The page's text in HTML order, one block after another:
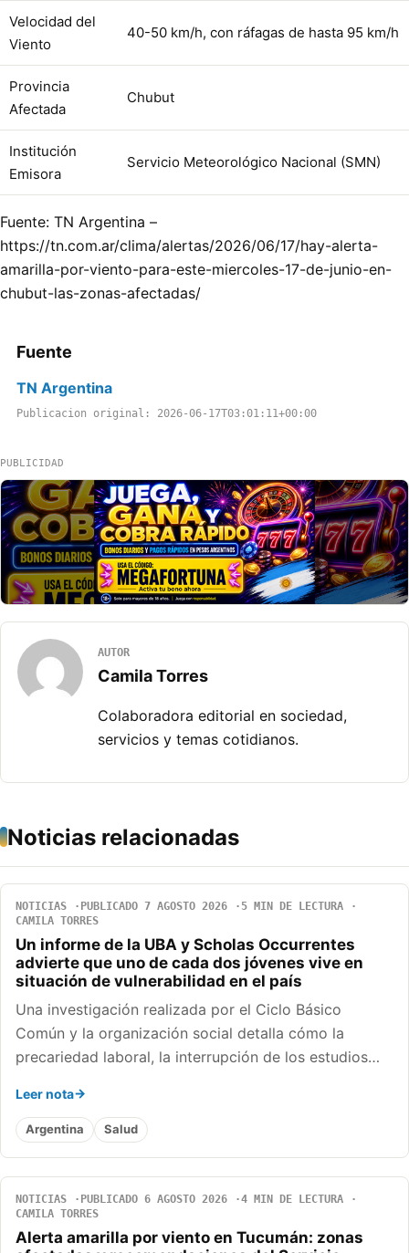
Velocidad del
Viento
40-50 km/h, con ráfagas de hasta 95 km/h
Provincia
Afectada
Chubut
Institución
Emisora
Servicio Meteorológico Nacional (SMN)
Fuente: TN Argentina –
https://tn.com.ar/clima/alertas/2026/06/17/hay-alerta-
amarilla-por-viento-para-este-miercoles-17-de-junio-en-
chubut-las-zonas-afectadas/
Fuente
TN Argentina
Publicacion original: 2026-06-17T03:01:11+00:00
PUBLICIDAD
AUTOR
Camila Torres
Colaboradora editorial en sociedad,
servicios y temas cotidianos.
Noticias relacionadas
NOTICIAS PUBLICADO 7 AGOSTO 2026
5 MIN DE LECTURA
CAMILA TORRES
Un informe de la UBA y Scholas Occurrentes
advierte que uno de cada dos jóvenes vive en
situación de vulnerabilidad en el país
Una investigación realizada por el Ciclo Básico
Común y la organización social detalla cómo la
precariedad laboral, la interrupción de los estudios…
Leer nota
Argentina Salud
NOTICIAS PUBLICADO 6 AGOSTO 2026
4 MIN DE LECTURA
CAMILA TORRES
Alerta amarilla por viento en Tucumán: zonas